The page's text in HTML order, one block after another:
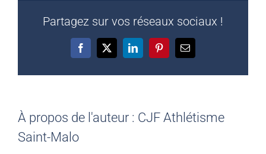
Partagez sur vos réseaux sociaux !
Facebook
X LinkedInPinterestEmail
À propos de l'auteur : CJF Athlétisme
Saint-Malo